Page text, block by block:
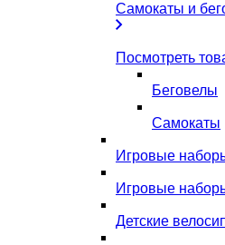
Самокаты и
Посмотреть
Беговелы
Самокаты
Игровые
Игровые
Детские